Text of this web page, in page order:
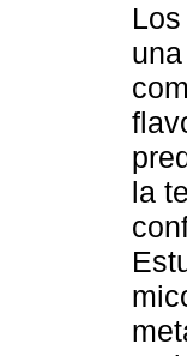
la